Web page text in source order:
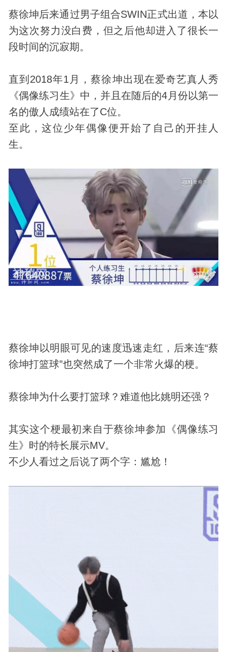
蔡徐坤后来通过男子组合SWIN正式出道，本以
为这次努力没白费，但之后他却进入了很长一
段时间的沉寂期。
直到2018年1月，蔡徐坤出现在爱奇艺真人秀
《偶像练习生》中，并且在随后的4月份以第一
名的傲人成绩站在了C位。
至此，这位少年偶像便开始了自己的开挂人
生。
蔡徐坤以明眼可见的速度迅速走红，后来连“蔡
徐坤打篮球”也突然成了一个非常火爆的梗。
蔡徐坤为什么要打篮球？难道他比姚明还强？
其实这个梗最初来自于蔡徐坤参加《偶像练习
生》时的特长展示MV。
不少人看过之后说了两个字：尴尬！